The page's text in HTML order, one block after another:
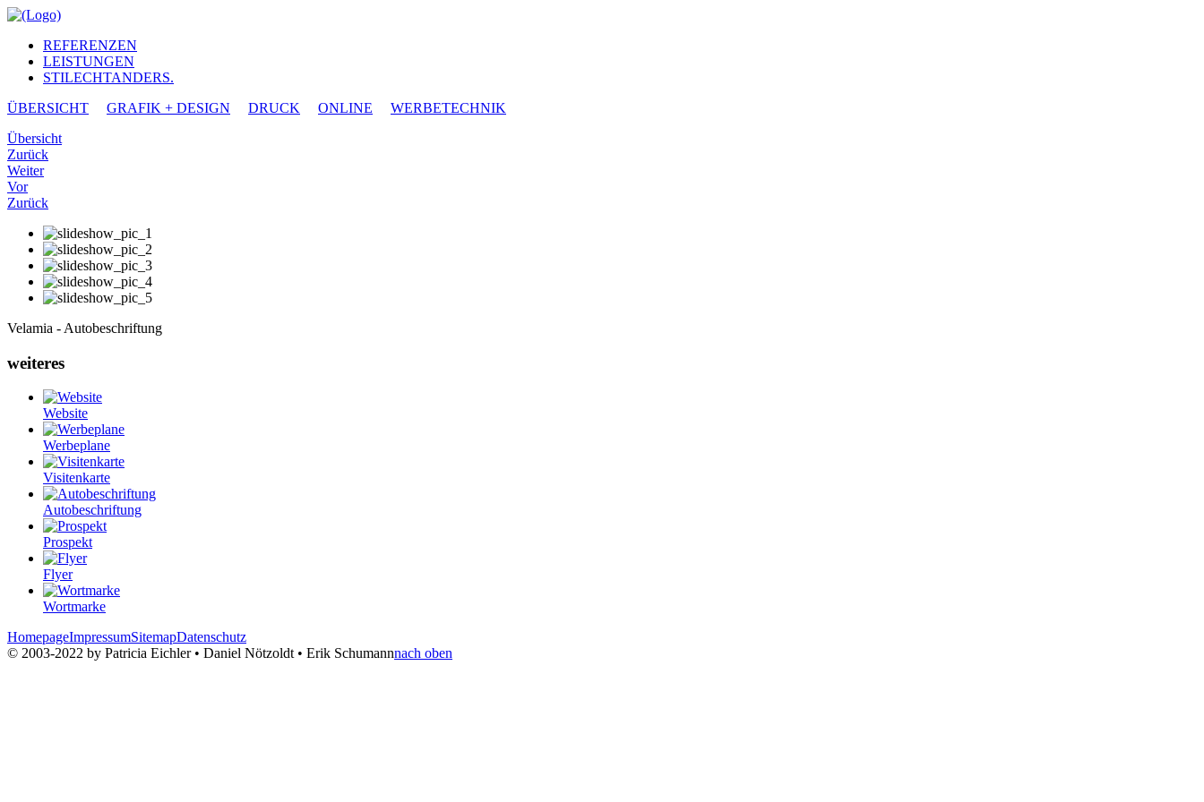
REFERENZEN
LEISTUNGEN
STILECHTANDERS.
ÜBERSICHT
GRAFIK + DESIGN DRUCK ONLINE
WERBETECHNIK
Übersicht
Zurück
Weiter
Vor
Zurück
Velamia - Autobeschriftung
weiteres
Website
Werbeplane
Visitenkarte
Autobeschriftung
Prospekt
Flyer
Wortmarke
HomepageImpressumSitemapDatenschutz
© 2003-2022 by Patricia Eichler • Daniel Nötzoldt • Erik Schumannnach oben